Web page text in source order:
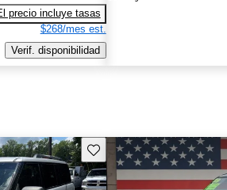
precio incluye tasas
$268/mes est.
Verif. disponibilidad
Guarda este Aviso